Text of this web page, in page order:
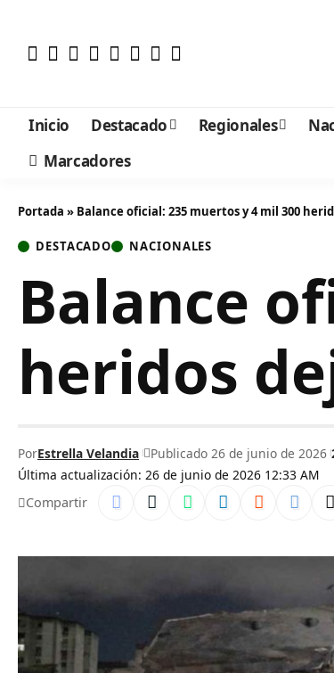
Inicio Destacado Regionales
Marcadores
Portada » Balance oficial: 235 muertos y 4 mil 300
DESTACADO NACIONALES
Balance
heridos
Última actualización: 26 de junio de 2026 12:33 AM
PorEstrella Velandia Publicado 26 de junio de 2026
Compartir